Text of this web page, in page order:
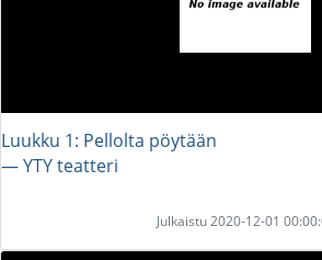
Luukku 1: Pellolta pöytään
― YTY teatteri
Julkaistu 2020-12-01